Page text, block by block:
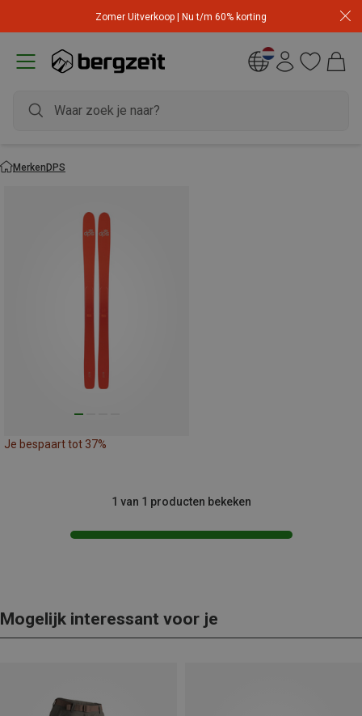
Zomer Uitverkoop | Nu t/m 60% korting
MerkenDPS
Je bespaart tot 37%
1 van 1 producten bekeken
Mogelijk interessant voor je